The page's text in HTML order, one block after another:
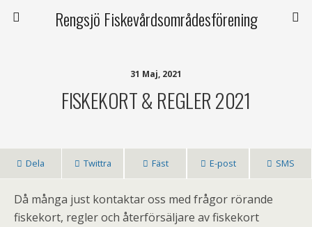
Rengsjö Fiskevårdsområdesförening
31 Maj, 2021
FISKEKORT & REGLER 2021
Dela Twittra Fäst E-post SMS
Då många just kontaktar oss med frågor rörande
fiskekort, regler och återförsäljare av fiskekort